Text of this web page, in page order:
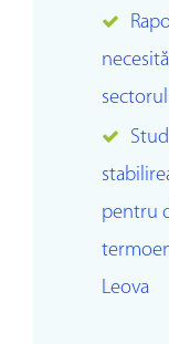
pentru
Leova